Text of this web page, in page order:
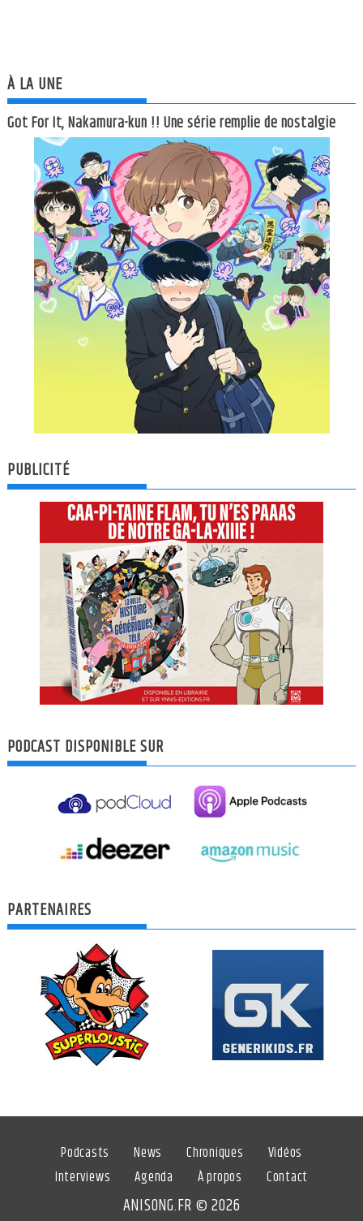
À LA UNE
Got For It, Nakamura-kun !! Une série remplie de nostalgie
PUBLICITÉ
PODCAST DISPONIBLE SUR
PARTENAIRES
Podcasts News Chroniques
Vidéos
Interviews
Agenda À propos Contact
ANISONG.FR © 2026